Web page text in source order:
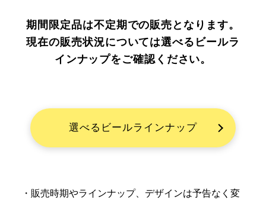
期間限定品は不定期での販売となります。
現在の販売状況については選べるビールラ
インナップをご確認ください。
選べるビールラインナップ
販売時期やラインナップ、デザインは予告なく変